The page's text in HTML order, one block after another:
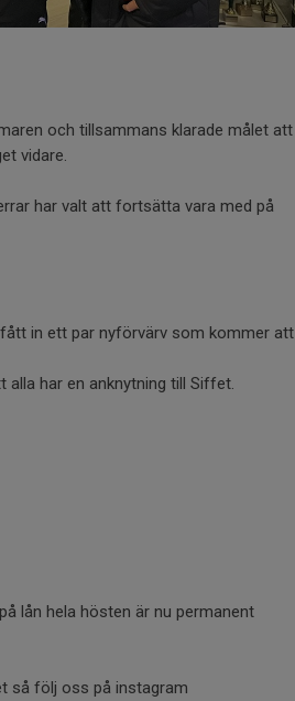
och tillsammans klarade målet att
vidare.
har valt att fortsätta vara med på
in ett par nyförvärv som kommer att
alla har en anknytning till Siffet.
lån hela hösten är nu permanent
så följ oss på instagram